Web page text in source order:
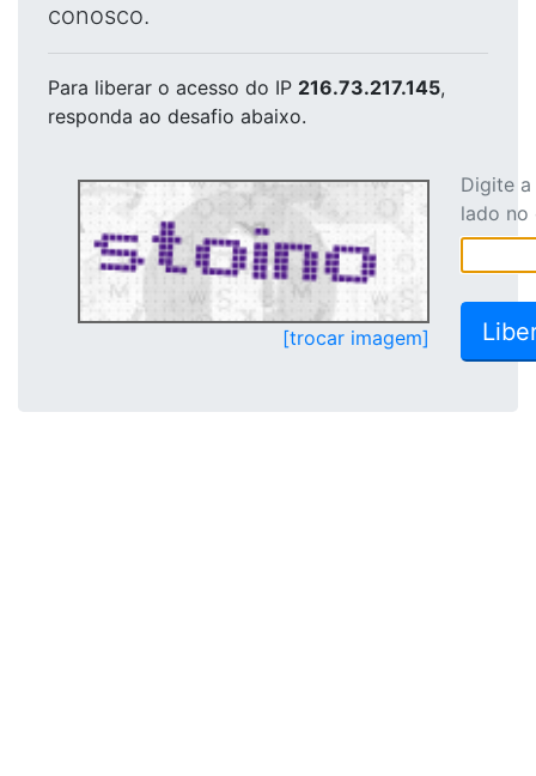
conosco.
Para liberar o acesso do IP 216.73.217.145,
responda ao desafio abaixo.
[trocar imagem]
Digite
lado no